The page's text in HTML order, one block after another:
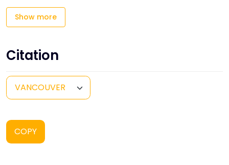
Show more
Citation
COPY